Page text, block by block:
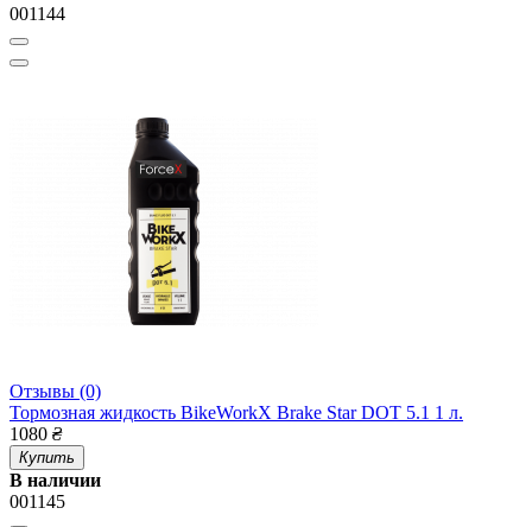
001144
Отзывы (0)
Тормозная жидкость BikeWorkX Brake Star DOT 5.1 1 л.
1080 ₴
Купить
В наличии
001145